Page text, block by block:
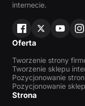
internecie.
Oferta
Tworzenie strony
Tworzenie sklepu
Pozycjonowanie
Pozycjonowanie
Strona